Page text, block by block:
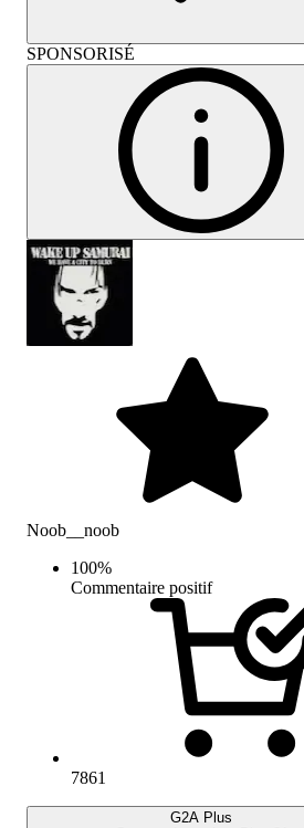
SPONSORISÉ
Noob__noob
100%
Commentaire positif
7861
G2A Plus